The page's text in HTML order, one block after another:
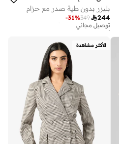
بليزر بدون طية صدر مع حزام
244
349
-31%
أفضل سعر لهذا العام
توصيل مجاني
أفضل سعر لهذا العام
توصيل مجاني
الأكثر مشاهدة